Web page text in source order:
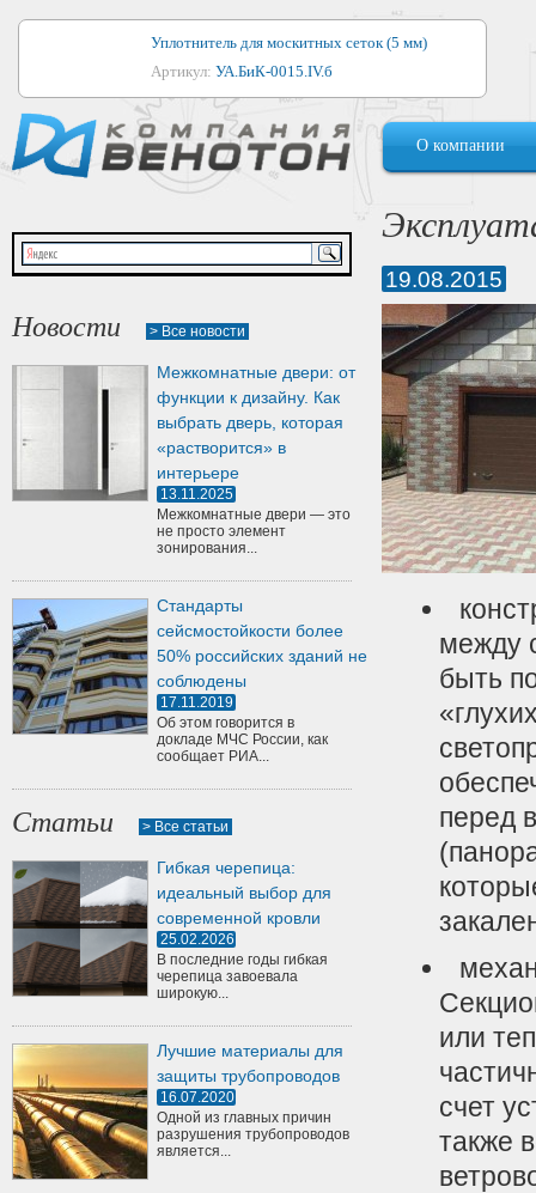
Уплотнитель для москитных сеток (5 мм)
Артикул: УА.БиК-0015.IV.б
Уплотнитель для алюминиевых окон
Артикул:1044
Уплотнитель для деревянных окон
Артикул:УМ.БиК-0062.IV.б
Уплотнитель лоджиевый для (4, 5, 6 мм)
Уплотнитель для деревянных дверей
Артикул:
О компании
Новости > Все новости
Межкомнатные двери: от
функции к дизайну. Как
выбрать дверь, которая
«растворится» в
интерьере
13.11.2025
Межкомнатные двери — это
не просто элемент
зонирования...
Стандарты
сейсмостойкости более
50% российских зданий не
соблюдены
17.11.2019
Об этом говорится в
докладе МЧС России, как
сообщает РИА...
Статьи > Все статьи
Гибкая черепица:
идеальный выбор для
современной кровли
25.02.2026
В последние годы гибкая
черепица завоевала
широкую...
Лучшие материалы для
защиты трубопроводов
16.07.2020
Одной из главных причин
разрушения трубопроводов
является...
19.08.2015
между
быть
перед
или
счет
также